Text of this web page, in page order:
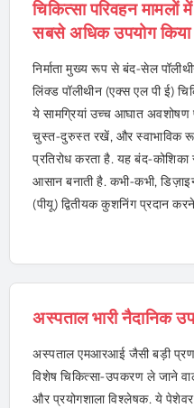
चिकित्सा परिवहन
सबसे अधिक उपयोग किया
निर्माता मुख्य रूप से बंद-सेल
लिंक्ड पॉलीथीन (एक्स एल पी ई)
ये सामग्रियां उच्च आघात अवशोषण
चुस्त-दुरुस्त रखें, और स्वाभाविक
प्रतिरोध करता है. यह बंद-
आसान बनाती है. कभी-कभी,
(पीयू) द्वितीयक कुशनिंग प्रदान
अस्पताल भारी नैदानिक
अस्पताल एमआरआई जैसी बड़ी
विशेष चिकित्सा-उपकरण ले जाने
और प्रयोगशाला विश्लेषक. ये